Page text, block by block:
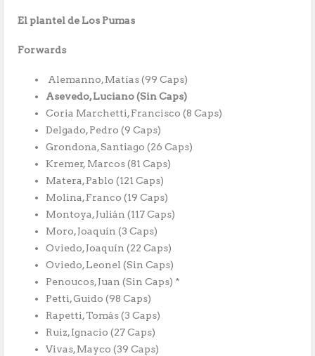
El plantel de Los Pumas
Forwards
Alemanno, Matías (99 Caps)
Asevedo, Luciano (Sin Caps)
Coria Marchetti, Francisco (8 Caps)
Delgado, Pedro (9 Caps)
Grondona, Santiago (26 Caps)
Kremer, Marcos (81 Caps)
Matera, Pablo (121 Caps)
Molina, Franco (19 Caps)
Montoya, Julián (117 Caps)
Moro, Joaquín (3 Caps)
Oviedo, Joaquín (22 Caps)
Oviedo, Leonel (Sin Caps)
Penoucos, Juan (Sin Caps) *
Petti, Guido (98 Caps)
Rapetti, Tomás (3 Caps)
Ruiz, Ignacio (27 Caps)
Vivas, Mayco (39 Caps)